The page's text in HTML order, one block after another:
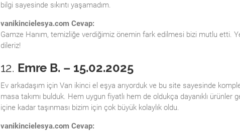
bilgi sayesinde sıkıntı yaşamadım.
vanikincielesya.com Cevap:
Gamze Hanım, temizliğe verdiğimiz önemin fark edilmesi bizi mutlu etti.
dileriz!
12. Emre B. – 15.02.2025
Ev arkadaşım için Van ikinci el eşya arıyorduk ve bu site sayesinde
masa takımı bulduk. Hem uygun fiyatlı hem de oldukça dayanıklı ürünler
içine kadar taşınması bizim için çok büyük kolaylık oldu.
vanikincielesya.com Cevap: